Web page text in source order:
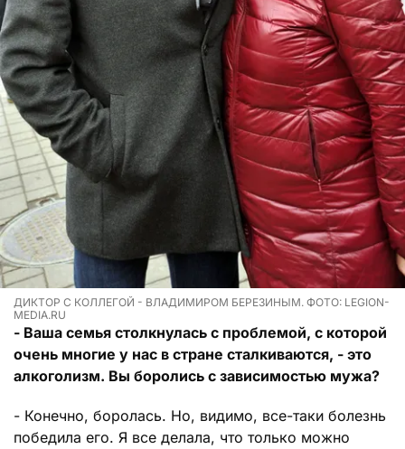
ДИКТОР С КОЛЛЕГОЙ - ВЛАДИМИРОМ БЕРЕЗИНЫМ. ФОТО: LEGION-
MEDIA.RU
- Ваша семья столкнулась с проблемой, с которой
очень многие у нас в стране сталкиваются, - это
алкоголизм. Вы боролись с зависимостью мужа?
- Конечно, боролась. Но, видимо, все-таки болезнь
победила его. Я все делала, что только можно